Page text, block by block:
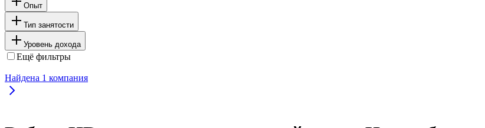
Опыт
Тип занятости
Уровень дохода
Ещё фильтры
Найдена 1 компания